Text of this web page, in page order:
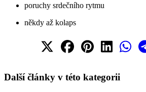
poruchy srdečního rytmu
někdy až kolaps
Další články v této kategorii